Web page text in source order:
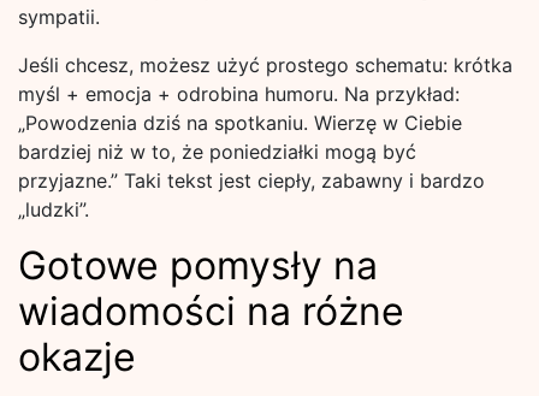
sympatii.
Jeśli chcesz, możesz użyć prostego schematu: krótka
myśl + emocja + odrobina humoru. Na przykład:
„Powodzenia dziś na spotkaniu. Wierzę w Ciebie
bardziej niż w to, że poniedziałki mogą być
przyjazne.” Taki tekst jest ciepły, zabawny i bardzo
„ludzki”.
Gotowe pomysły na
wiadomości na różne
okazje